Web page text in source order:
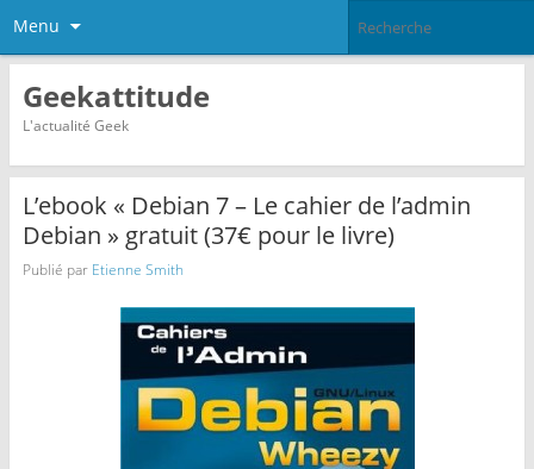
Menu
Geekattitude
L'actualité Geek
L’ebook « Debian 7 – Le cahier de l’admin
Debian » gratuit (37€ pour le livre)
Publié par Etienne Smith